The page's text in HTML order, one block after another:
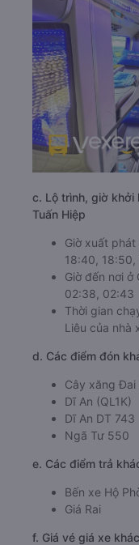
c. Lộ trình, giờ khởi
Tuấn Hiệp
Giờ xuất phát
18:40, 18:50,
Giờ đến nơi ở
02:38, 02:43
Thời gian
Liêu của nhà
d. Các điểm đón
Cây xăng Đai
Dĩ An (QL1K)
Dĩ An DT 743
Ngã Tư 550
e. Các điểm trả
Bến xe Hộ
Giá Rai
f. Giá vé giá xe